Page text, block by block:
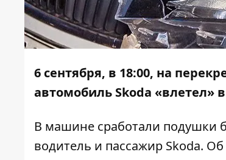
6 сентября, в 18:00, на
автомобиль Skoda «влетел»
В машине сработали подушки
водитель и пассажир Skoda.